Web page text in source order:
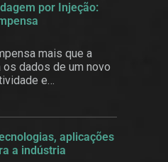
por Injeção:
mais que a
dados de um novo
e
aplicações
a indústria